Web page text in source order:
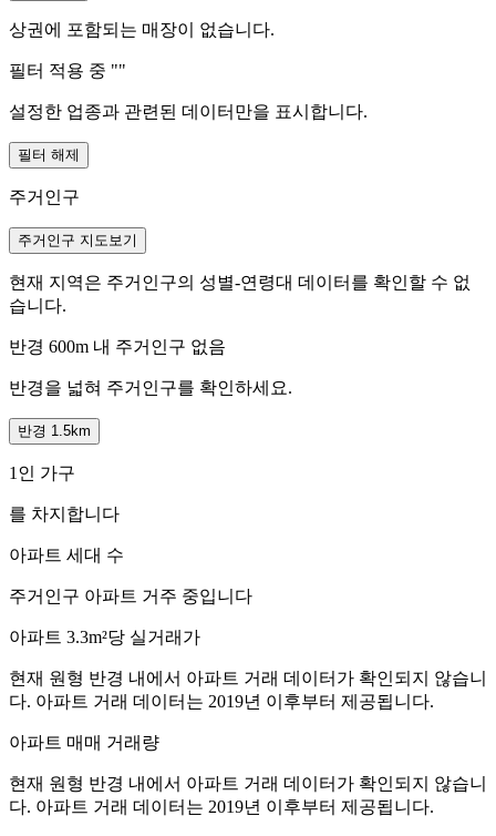
상권에 포함되는 매장이 없습니다.
필터 적용 중 ""
설정한 업종과 관련된 데이터만을 표시합니다.
필터 해제
주거인구
주거인구 지도보기
현재 지역은 주거인구의 성별-연령대 데이터를 확인할 수 없
습니다.
반경 600m 내 주거인구 없음
반경을 넓혀 주거인구를 확인하세요.
반경 1.5km
1인 가구
를 차지합니다
아파트 세대 수
주거인구 아파트 거주 중입니다
아파트 3.3m²당 실거래가
현재 원형 반경 내에서 아파트 거래 데이터가 확인되지 않습니
다. 아파트 거래 데이터는 2019년 이후부터 제공됩니다.
아파트 매매 거래량
현재 원형 반경 내에서 아파트 거래 데이터가 확인되지 않습니
다. 아파트 거래 데이터는 2019년 이후부터 제공됩니다.